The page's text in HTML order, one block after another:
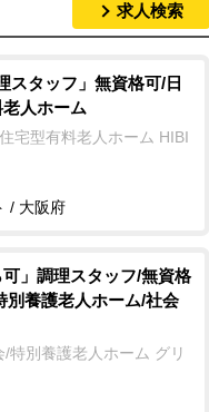
求人検索
スタッフ」無資格可/日
人ホーム
宅型有料老人ホーム HIBI
/ 大阪府
可」調理スタッフ/無資格
別養護老人ホーム/社会
特別養護老人ホーム グリ